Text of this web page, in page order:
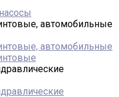
автомобильные
автомобильные